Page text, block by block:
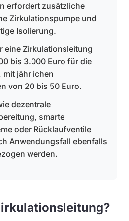
erfordert zusätzliche
Zirkulationspumpe und
Isolierung.
eine Zirkulationsleitung
bis 3.000 Euro für die
mit jährlichen
von 20 bis 50 Euro.
dezentrale
smarte
oder Rücklaufventile
Anwendungsfall ebenfalls
werden.